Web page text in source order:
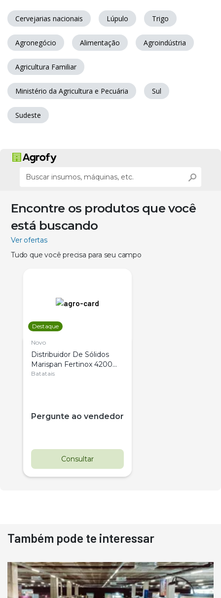
Cervejarias nacionais Lúpulo Trigo
Agronegócio Alimentação Agroindústria
Agricultura Familiar
Ministério da Agricultura e Pecuária Sul
Sudeste
Encontre os produtos que você
está buscando
Ver ofertas
Tudo que você precisa para seu campo
Destaque
Novo
Distribuidor De Sólidos
Marispan Fertinox 4200
Citrus
Batatais
Pergunte ao vendedor
Consultar
Destaque
Usado
Pá Carregadeira Cat 966
Ano 1987
Londrina
Também pode te interessar